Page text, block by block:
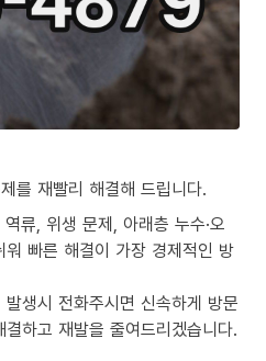
를 재빨리 해결해 드립니다.
류, 위생 문제, 아래층 누수·오
빠른 해결이 가장 경제적인 방
생시 전화주시면 신속하게 방문
하고 재발을 줄여드리겠습니다.